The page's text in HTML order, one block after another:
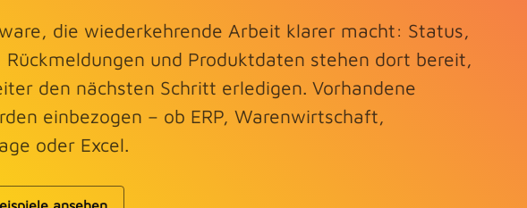
die wiederkehrende Arbeit klarer macht: Status,
und Produktdaten stehen dort bereit,
den nächsten Schritt erledigen. Vorhandene
einbezogen – ob ERP, Warenwirtschaft,
oder Excel.